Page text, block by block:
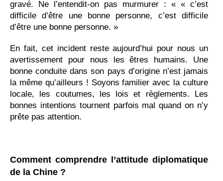
gravé. Ne l’entendit-on pas murmurer : « « c’est
difficile d’être une bonne personne, c’est difficile
d’être une bonne personne. »
En fait, cet incident reste aujourd’hui pour nous un
avertissement pour nous les êtres humains. Une
bonne conduite dans son pays d’origine n’est jamais
la même qu’ailleurs ! Soyons familier avec la culture
locale, les coutumes, les lois et règlements. Les
bonnes intentions tournent parfois mal quand on n’y
prête pas attention.
Comment comprendre l’attitude diplomatique
de la Chine ?